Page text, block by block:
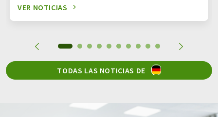
VER NOTICIAS
TODAS LAS NOTICIAS DE